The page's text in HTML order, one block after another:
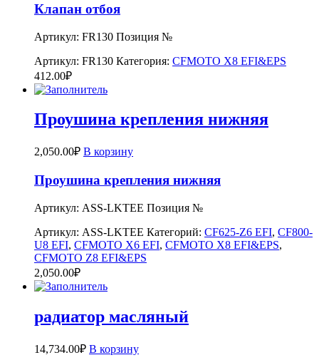
Клапан отбоя
Артикул: FR130 Позиция №
Артикул: FR130 Категория: CFMOTO X8 EFI&EPS
412.00₽
Проушина крепления нижняя
2,050.00₽ В корзину
Проушина крепления нижняя
Артикул: ASS-LKTEE Позиция №
Артикул: ASS-LKTEE Категорий: CF625-Z6 EFI, CF800-
U8 EFI, CFMOTO X6 EFI, CFMOTO X8 EFI&EPS,
CFMOTO Z8 EFI&EPS
2,050.00₽
радиатор масляный
14,734.00₽ В корзину